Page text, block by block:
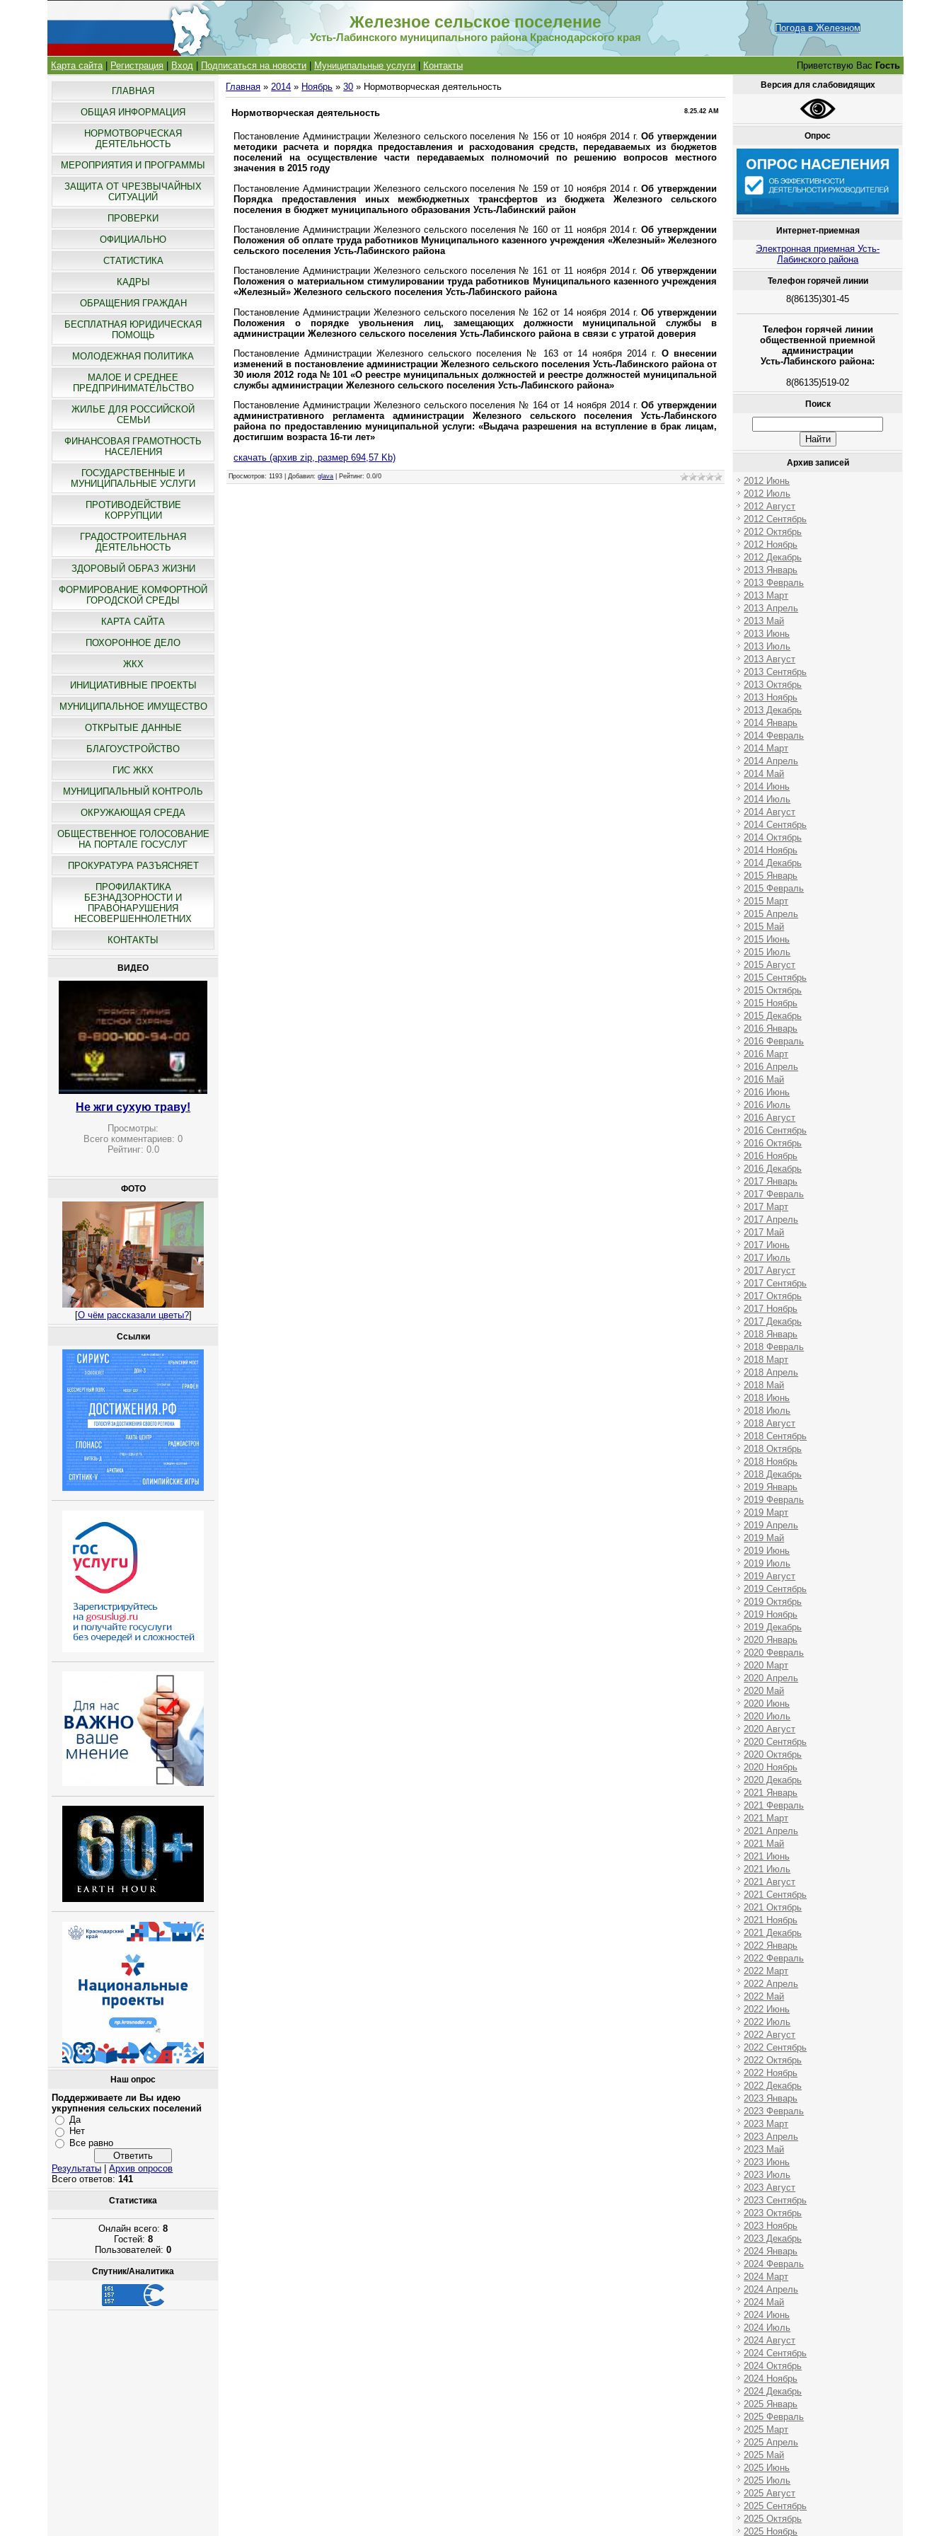
Железное сельское поселение
Усть-Лабинского муниципального района Краснодарского края
Погода в Железном
Карта сайта| Регистрация Вход Подписаться на новости Муниципальные услуги Контакты Приветствую Вас Гость
ГЛАВНАЯ
ОБЩАЯ ИНФОРМАЦИЯ
НОРМОТВОРЧЕСКАЯ
ДЕЯТЕЛЬНОСТЬ
МЕРОПРИЯТИЯ И ПРОГРАММЫ
ЗАЩИТА ОТ ЧРЕЗВЫЧАЙНЫХ
СИТУАЦИЙ
ПРОВЕРКИ
ОФИЦИАЛЬНО
СТАТИСТИКА
КАДРЫ
ОБРАЩЕНИЯ ГРАЖДАН
БЕСПЛАТНАЯ ЮРИДИЧЕСКАЯ
ПОМОЩЬ
МОЛОДЕЖНАЯ ПОЛИТИКА
МАЛОЕ И СРЕДНЕЕ
ПРЕДПРИНИМАТЕЛЬСТВО
ЖИЛЬЕ ДЛЯ РОССИЙСКОЙ
СЕМЬИ
ФИНАНСОВАЯ ГРАМОТНОСТЬ
НАСЕЛЕНИЯ
ГОСУДАРСТВЕННЫЕ И
МУНИЦИПАЛЬНЫЕ УСЛУГИ
ПРОТИВОДЕЙСТВИЕ
КОРРУПЦИИ
ГРАДОСТРОИТЕЛЬНАЯ
ДЕЯТЕЛЬНОСТЬ
ЗДОРОВЫЙ ОБРАЗ ЖИЗНИ
ФОРМИРОВАНИЕ КОМФОРТНОЙ
ГОРОДСКОЙ СРЕДЫ
КАРТА САЙТА
ПОХОРОННОЕ ДЕЛО
ЖКХ
ИНИЦИАТИВНЫЕ ПРОЕКТЫ
МУНИЦИПАЛЬНОЕ ИМУЩЕСТВО
ОТКРЫТЫЕ ДАННЫЕ
БЛАГОУСТРОЙСТВО
ГИС ЖКХ
МУНИЦИПАЛЬНЫЙ КОНТРОЛЬ
ОКРУЖАЮЩАЯ СРЕДА
ОБЩЕСТВЕННОЕ ГОЛОСОВАНИЕ
НА ПОРТАЛЕ ГОСУСЛУГ
ПРОКУРАТУРА РАЗЪЯСНЯЕТ
ПРОФИЛАКТИКА
БЕЗНАДЗОРНОСТИ И
ПРАВОНАРУШЕНИЯ
НЕСОВЕРШЕННОЛЕТНИХ
КОНТАКТЫ
ВИДЕО
Не жги сухую траву!
Просмотры:
Всего комментариев:0
Рейтинг: 0.0
ФОТО
[О чём рассказали цветы?]
Ссылки
Наш опрос
Поддерживаете ли Вы идею
укрупнения сельских поселений
Да
Нет
Все равно
Результаты |Архив опросов
Всего ответов:141
Статистика
Онлайн всего:8
Гостей: 8
Пользователей:0
Спутник/Аналитика
Главная »2014 » Ноябрь » 30 » Нормотворческая деятельность
8.25.42 AM
Нормотворческая деятельность
Постановление Администрации Железного сельского поселения № 156 от 10 ноября 2014 г.Об утверждении
методики расчета и порядка предоставления и расходования средств, передаваемых из бюджетов
поселений на осуществление части передаваемых полномочий по решению вопросов местного
значения в 2015 году
Постановление Администрации Железного сельского поселения № 159 от 10 ноября 2014 г.Об утверждении
Порядка предоставления иных межбюджетных трансфертов из бюджета Железного сельского
поселения в бюджет муниципального образования Усть-Лабинский район
Постановление Администрации Железного сельского поселения № 160 от 11 ноября 2014 г.Об утверждении
Положения об оплате труда работников Муниципального казенного учреждения «Железный» Железного
сельского поселения Усть-Лабинского района
Постановление Администрации Железного сельского поселения № 161 от 11 ноября 2014 г.Об утверждении
Положения о материальном стимулировании труда работников Муниципального казенного учреждения
«Железный» Железного сельского поселения Усть-Лабинского района
Постановление Администрации Железного сельского поселения № 162 от 14 ноября 2014 г.Об утверждении
Положения о порядке увольнения лиц, замещающих должности муниципальной службы в
администрации Железного сельского поселения Усть-Лабинского района в связи с утратой доверия
Постановление Администрации Железного сельского поселения № 163 от 14 ноября 2014 г.О внесении
изменений в постановление администрации Железного сельского поселения Усть-Лабинского района от
30 июля 2012 года № 101 «О реестре муниципальных должностей и реестре должностей муниципальной
службы администрации Железного сельского поселения Усть-Лабинского района»
Постановление Администрации Железного сельского поселения № 164 от 14 ноября 2014 г.Об утверждении
административного регламента администрации Железного сельского поселения Усть-Лабинского
района по предоставлению муниципальной услуги: «Выдача разрешения на вступление в брак лицам,
достигшим возраста 16-ти лет»
скачать (архив zip, размер 694,57 Kb)
Просмотров: 1193 |Добавил:glava Рейтинг:0.0/0
Версия для слабовидящих
Опрос
Интернет-приемная
Электронная приемная Усть-
Лабинского района
Телефон горячей линии
8(86135)301-45
Телефон горячей линии
общественной приемной
администрации
Усть-Лабинского района:
8(86135)519-02
Поиск
Архив записей
2012 Июнь
2012 Июль
2012 Август
2012 Сентябрь
2012 Октябрь
2012 Ноябрь
2012 Декабрь
2013 Январь
2013 Февраль
2013 Март
2013 Апрель
2013 Май
2013 Июнь
2013 Июль
2013 Август
2013 Сентябрь
2013 Октябрь
2013 Ноябрь
2013 Декабрь
2014 Январь
2014 Февраль
2014 Март
2014 Апрель
2014 Май
2014 Июнь
2014 Июль
2014 Август
2014 Сентябрь
2014 Октябрь
2014 Ноябрь
2014 Декабрь
2015 Январь
2015 Февраль
2015 Март
2015 Апрель
2015 Май
2015 Июнь
2015 Июль
2015 Август
2015 Сентябрь
2015 Октябрь
2015 Ноябрь
2015 Декабрь
2016 Январь
2016 Февраль
2016 Март
2016 Апрель
2016 Май
2016 Июнь
2016 Июль
2016 Август
2016 Сентябрь
2016 Октябрь
2016 Ноябрь
2016 Декабрь
2017 Январь
2017 Февраль
2017 Март
2017 Апрель
2017 Май
2017 Июнь
2017 Июль
2017 Август
2017 Сентябрь
2017 Октябрь
2017 Ноябрь
2017 Декабрь
2018 Январь
2018 Февраль
2018 Март
2018 Апрель
2018 Май
2018 Июнь
2018 Июль
2018 Август
2018 Сентябрь
2018 Октябрь
2018 Ноябрь
2018 Декабрь
2019 Январь
2019 Февраль
2019 Март
2019 Апрель
2019 Май
2019 Июнь
2019 Июль
2019 Август
2019 Сентябрь
2019 Октябрь
2019 Ноябрь
2019 Декабрь
2020 Январь
2020 Февраль
2020 Март
2020 Апрель
2020 Май
2020 Июнь
2020 Июль
2020 Август
2020 Сентябрь
2020 Октябрь
2020 Ноябрь
2020 Декабрь
2021 Январь
2021 Февраль
2021 Март
2021 Апрель
2021 Май
2021 Июнь
2021 Июль
2021 Август
2021 Сентябрь
2021 Октябрь
2021 Ноябрь
2021 Декабрь
2022 Январь
2022 Февраль
2022 Март
2022 Апрель
2022 Май
2022 Июнь
2022 Июль
2022 Август
2022 Сентябрь
2022 Октябрь
2022 Ноябрь
2022 Декабрь
2023 Январь
2023 Февраль
2023 Март
2023 Апрель
2023 Май
2023 Июнь
2023 Июль
2023 Август
2023 Сентябрь
2023 Октябрь
2023 Ноябрь
2023 Декабрь
2024 Январь
2024 Февраль
2024 Март
2024 Апрель
2024 Май
2024 Июнь
2024 Июль
2024 Август
2024 Сентябрь
2024 Октябрь
2024 Ноябрь
2024 Декабрь
2025 Январь
2025 Февраль
2025 Март
2025 Апрель
2025 Май
2025 Июнь
2025 Июль
2025 Август
2025 Сентябрь
2025 Октябрь
2025 Ноябрь